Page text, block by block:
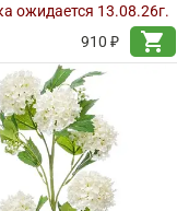
ожидается 13.08.26г.
910 ₽
shopping_cart